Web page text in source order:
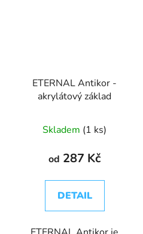
ETERNAL Antikor -
akrylátový základ
Skladem (1 ks)
od 287 Kč
DETAIL